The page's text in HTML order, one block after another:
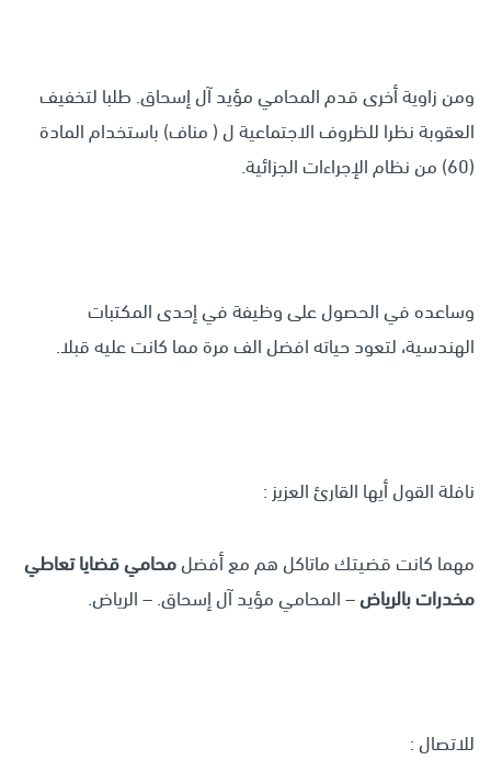
ومن زاوية أخرى قدم المحامي مؤيد آل إسحاق. طلبا لتخفيف
العقوبة نظرا للظروف الاجتماعية ل ( مناف) باستخدام المادة
(60) من نظام الإجراءات الجزائية.
وساعده في الحصول على وظيفة في إحدى المكتبات
الهندسية، لتعود حياته افضل الف مرة مما كانت عليه قبلا.
نافلة القول أيها القارئ العزيز :
مهما كانت قضيتك ماتاكل هم مع أفضلمحامي قضايا تعاطي
مخدرات بالرياض– المحامي مؤيد آل إسحاق. – الرياض.
للاتصال :